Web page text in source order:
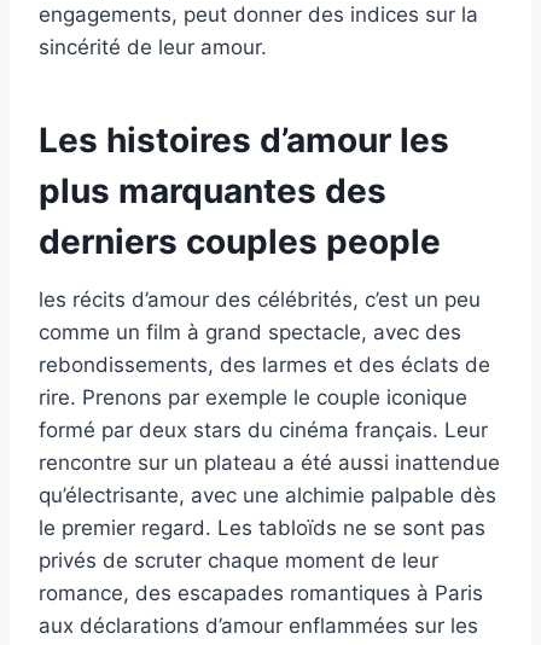
engagements, peut donner des indices sur la
sincérité de leur amour.
Les histoires d’amour les
plus marquantes des
derniers couples people
les récits d’amour des célébrités, c’est un peu
comme un film à grand spectacle, avec des
rebondissements, des larmes et des éclats de
rire. Prenons par exemple le couple iconique
formé par deux stars du cinéma français. Leur
rencontre sur un plateau a été aussi inattendue
qu’électrisante, avec une alchimie palpable dès
le premier regard. Les tabloïds ne se sont pas
privés de scruter chaque moment de leur
romance, des escapades romantiques à Paris
aux déclarations d’amour enflammées sur les